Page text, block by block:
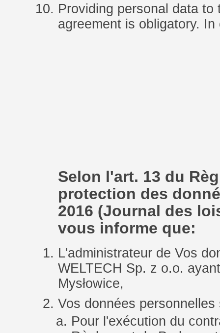
Providing personal data
agreement is obligatory.
Selon l'art. 13 du
protection des
2016 (Journal des
vous informe que:
L'administrateur de Vos
WELTECH Sp. z o.o.
Mysłowice,
Vos données
Pour l'exécution du